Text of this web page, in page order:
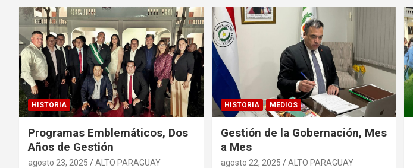
HISTORIA
Programas Emblemáticos, Dos
Años de Gestión
agosto 23, 2025 ALTO PARAGUAY
HISTORIA MEDIOS
Gestión de la Gobernación, Mes
a Mes
agosto 22, 2025 ALTO PARAGUAY